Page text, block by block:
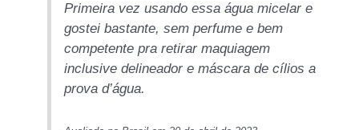
Primeira vez usando essa água micelar e
gostei bastante, sem perfume e bem
competente pra retirar maquiagem
inclusive delineador e máscara de cílios a
prova d’água.